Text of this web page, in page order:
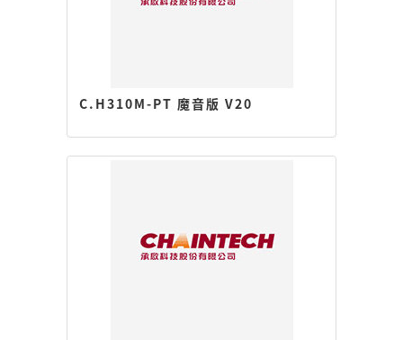
C.H310M-PT 魔音版 V20